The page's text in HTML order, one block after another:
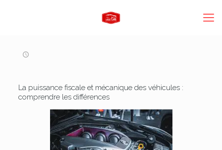
La puissance fiscale et mécanique des véhicules :
comprendre les différences